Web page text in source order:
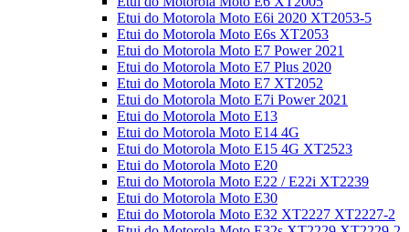
Etui do Motorola Moto E6i 2020 XT2053-5
Etui do Motorola Moto E6s XT2053
Etui do Motorola Moto E7 Power 2021
Etui do Motorola Moto E7 Plus 2020
Etui do Motorola Moto E7 XT2052
Etui do Motorola Moto E7i Power 2021
Etui do Motorola Moto E13
Etui do Motorola Moto E14 4G
Etui do Motorola Moto E15 4G XT2523
Etui do Motorola Moto E20
Etui do Motorola Moto E22 / E22i XT2239
Etui do Motorola Moto E30
Etui do Motorola Moto E32 XT2227 XT2227-2